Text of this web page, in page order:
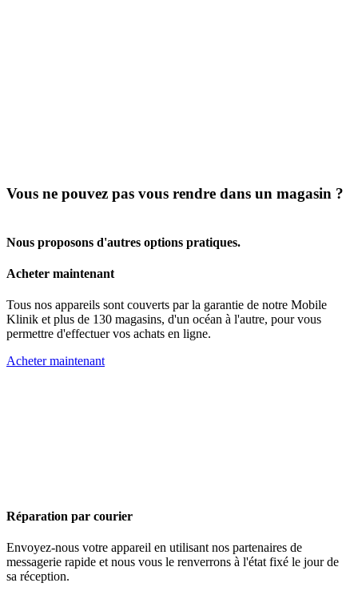
Vous ne pouvez pas vous rendre dans un magasin ?
Nous proposons d'autres options pratiques.
Acheter maintenant
Tous nos appareils sont couverts par la garantie de notre Mobile
Klinik et plus de 130 magasins, d'un océan à l'autre, pour vous
permettre d'effectuer vos achats en ligne.
Acheter maintenant
Réparation par courier
Envoyez-nous votre appareil en utilisant nos partenaires de
messagerie rapide et nous vous le renverrons à l'état fixé le jour de
sa réception.